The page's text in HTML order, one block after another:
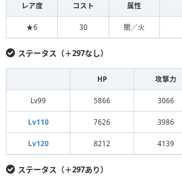
レア度 コスト 属性
★6 30 闇／火
ステータス（＋297なし）
HP 攻撃力
Lv99 5866 3066
Lv110 7626 3986
Lv120 8212 4139
ステータス（＋297あり）